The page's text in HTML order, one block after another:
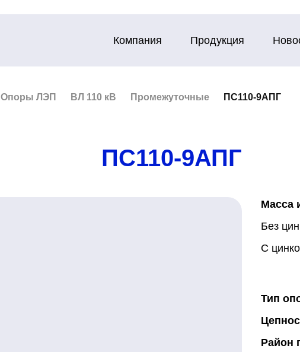
Компания Продукция
Опоры ЛЭП ВЛ 110 кВ Промежуточные ПС110-9АПГ
ПС110-9АПГ
Масса
Без
С
Тип
Район